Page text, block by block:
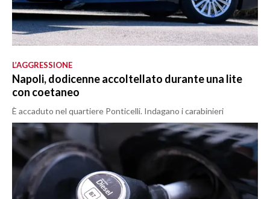
L’AGGRESSIONE
Napoli, dodicenne accoltellato durante una lite
con coetaneo
È accaduto nel quartiere Ponticelli. Indagano i carabinieri